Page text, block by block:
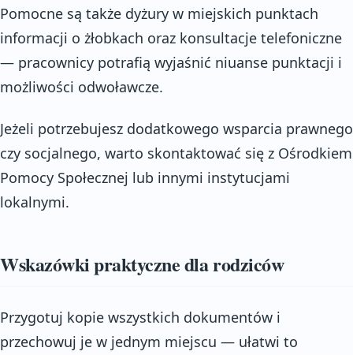
Pomocne są także dyżury w miejskich punktach
informacji o żłobkach oraz konsultacje telefoniczne
— pracownicy potrafią wyjaśnić niuanse punktacji i
możliwości odwoławcze.
Jeżeli potrzebujesz dodatkowego wsparcia prawnego
czy socjalnego, warto skontaktować się z Ośrodkiem
Pomocy Społecznej lub innymi instytucjami
lokalnymi.
Wskazówki praktyczne dla rodziców
Przygotuj kopie wszystkich dokumentów i
przechowuj je w jednym miejscu — ułatwi to